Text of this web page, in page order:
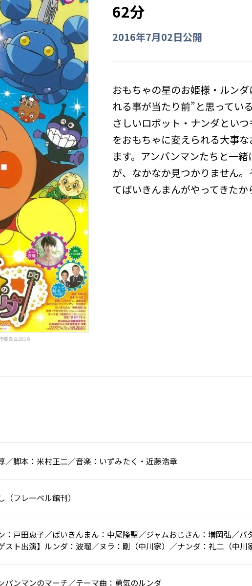
委員会2016
62分
2016年7月02日公開
おもちゃの星のお姫様・ルン
れる事が当たり前”と思ってい
さしいロボット・ナンダとい
をおもちゃに変えられる大事
ます。アンパンマンたちと一
が、なかなか見つかりません
てばいきんまんがやってきたか
／脚本：米村正二／音楽：いずみたく・近藤浩章
（フレーベル館刊）
：戸田恵子／ばいきんまん：中尾隆聖／ジャムおじさん：増岡弘／
スト出演】ルンダ：波瑠／ヌラ：剛（中川家）／ナンダ：礼二（中川
パンマンのマーチ／テーマ曲：勇気のルンダ